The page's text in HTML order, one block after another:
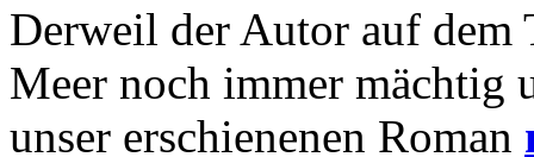
Derweil der Autor auf dem
Meer noch immer mächtig
unser erschienenen Roman